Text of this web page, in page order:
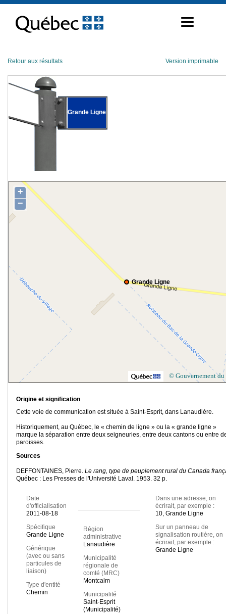
contenu
Retour aux résultats Version imprimable
Grande Ligne
Grande Ligne
+
−
© Gouvernement du
Origine et signification
Cette voie de communication est située à Saint-Esprit, dans Lanaudière.
Historiquement, au Québec, le « chemin de ligne » ou la « grande ligne »
marque la séparation entre deux seigneuries, entre deux cantons ou entre
paroisses.
Sources
DEFFONTAINES, Pierre. Le rang, type de peuplement rural du Canada
Québec : Les Presses de l'Université Laval. 1953. 32 p.
Date
d'officialisation
2011-08-18
Spécifique
Grande Ligne
Générique
(avec ou sans
particules de
liaison)
Type d'entité
Chemin
Région
administrative
Lanaudière
Municipalité
régionale de
comté (MRC)
Montcalm
Municipalité
Saint-Esprit
(Municipalité)
Dans une adresse, on
écrirait, par exemple :
10, Grande Ligne
Sur un panneau de
signalisation routière, on
écrirait, par exemple :
Grande Ligne